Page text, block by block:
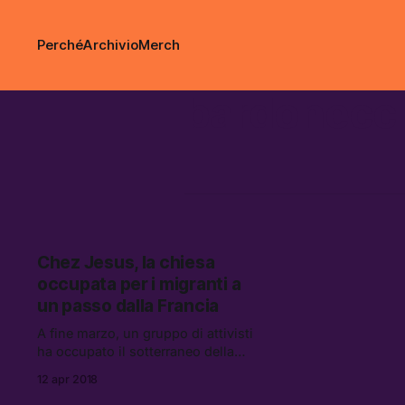
PerchéArchivioMerch
Chez Jesus, la chiesa
occupata per i migranti a
un passo dalla Francia
A fine marzo, un gruppo di attivisti
ha occupato il sotterraneo della
Claviere, in alta Val Susa, per
12 apr 2018